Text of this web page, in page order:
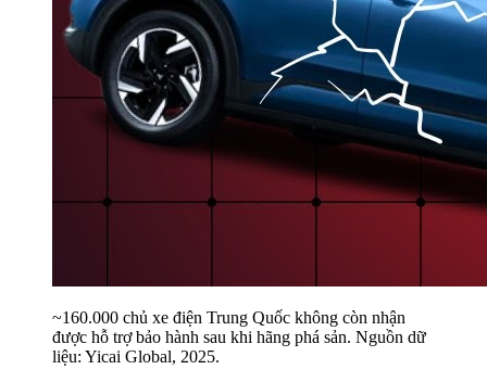
~160.000 chủ xe điện Trung Quốc không còn nhận
được hỗ trợ bảo hành sau khi hãng phá sản. Nguồn dữ
liệu: Yicai Global, 2025.